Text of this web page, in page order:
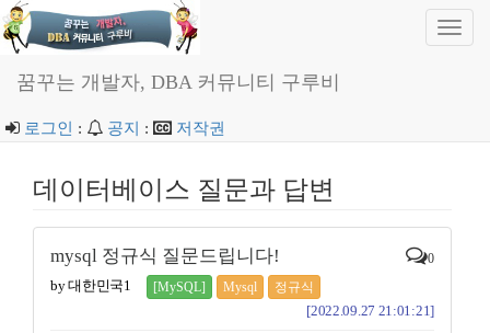
꿈꾸는 개발자, DBA 커뮤니티 구루비
로그인 : 공지 : 저작권
데이터베이스 질문과 답변
mysql 정규식 질문드립니다! 0
by 대한민국1 [MySQL] Mysql 정규식
[2022.09.27 21:01:21]